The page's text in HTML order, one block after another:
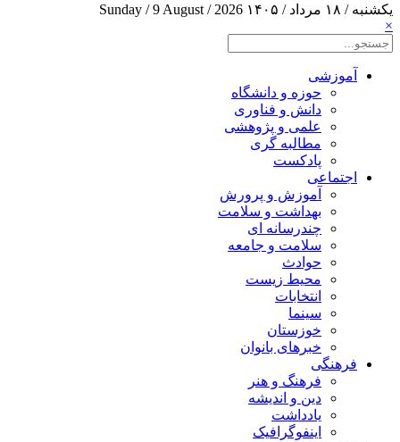
یکشنبه / ۱۸ مرداد / ۱۴۰۵
Sunday / 9 August / 2026
×
آموزشی
حوزه و دانشگاه
دانش و فناوری
علمی و پژوهشی
مطالبه گری
پادکست
اجتماعی
آموزش و پرورش
بهداشت و سلامت
چندرسانه ای
سلامت و جامعه
حوادث
محیط زیست
انتخابات
سینما
خوزستان
خبرهای بانوان
فرهنگی
فرهنگ و هنر
دین و اندیشه
یادداشت
اینفوگرافیک